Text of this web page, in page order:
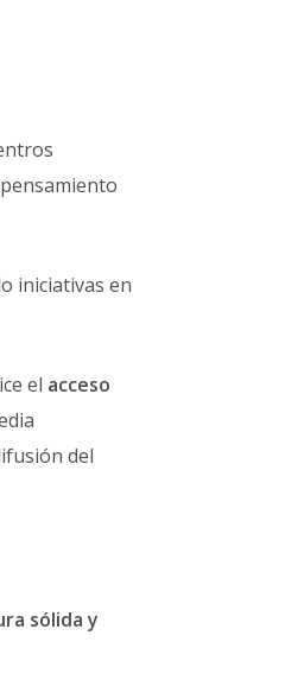
iniciativas en
el acceso
del
sólida y